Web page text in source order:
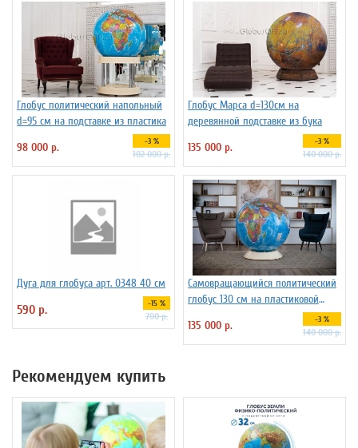
Глобус политический напольный
d=95 см на подставке из пластика
98 000 р.
-3 %
102 000 р.
Глобус Марса d=130см на
деревянной подставке из бука
135 000 р.
-3 %
140 000 р.
Дуга для глобуса арт. 0348 40 см
590 р. -15 %
700 р.
Самовращающийся политический
глобус 130 см на пластиковой
135 000 р. -3 %
140 000 р.
Рекомендуем купить